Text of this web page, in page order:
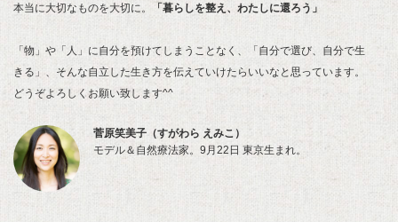
本当に大切なものを大切に。
「暮らしを整え、わたしに還ろう」
「物」や「人」に自分を預けてしまうことなく、「自分で選び、自分で生
きる」、そんな自立した生き方を伝えていけたらいいなと思っています。
どうぞよろしくお願い致します^^
菅原笑美子（すがわら えみこ）
モデル＆自然療法家。9月22日 東京生まれ。